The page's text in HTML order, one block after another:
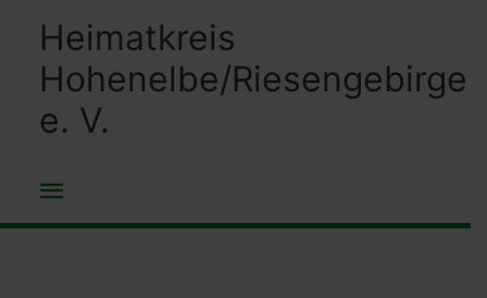
springen
Heimatkreis
Hohenelbe/Riesengebirge
e. V.
Hauptmenü